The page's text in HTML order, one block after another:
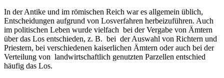
In der Antike und im römischen Reich war es allgemein üblich,
Entscheidungen aufgrund von Losverfahren herbeizuführen. Auch
im politischen Leben wurde vielfach bei der Vergabe von Ämtern
über das Los entschieden, z. B. bei der Auswahl von Richtern und
Priestern, bei verschiedenen kaiserlichen Ämtern oder auch bei der
Verteilung von landwirtschaftlich genutzten Parzellen entschied
häufig das Los.